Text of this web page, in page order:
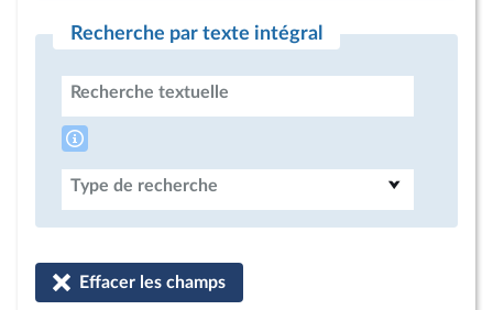
Recherche par texte intégral
Recherche textuelle
Type de recherche
Effacer les champs